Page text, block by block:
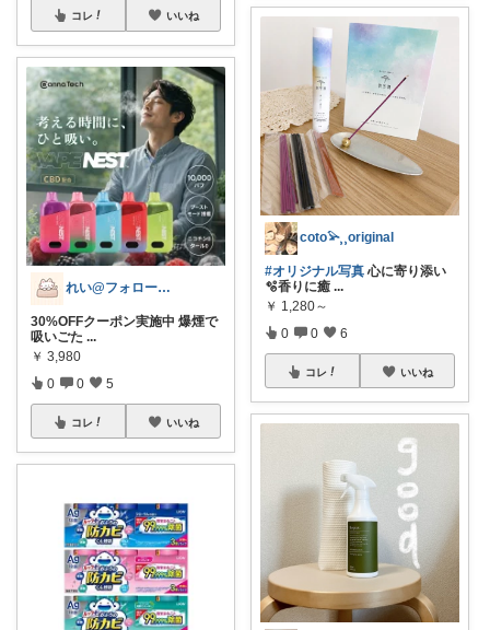
コレ いいね
れい@フォロー＆経由購入感謝です♪
30%OFFクーポン実施中 爆煙で
吸いごた ...
￥ 3,980
0 0 5
コレ いいね
coto𓅫⸒⸒original
#オリジナル写真心に寄り添い
🫧香りに癒 ...
￥ 1,280～
0 0 6
コレ いいね